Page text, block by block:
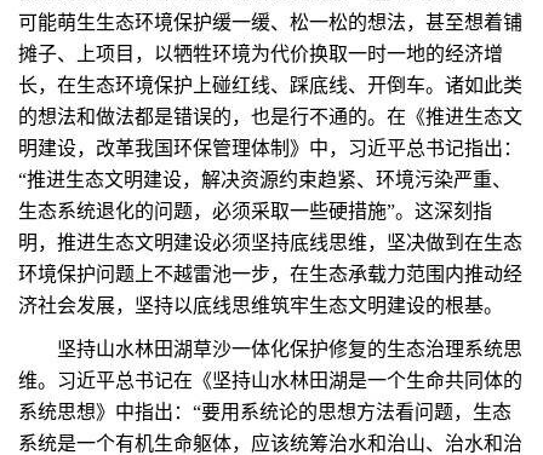
可能萌生生态环境保护缓一缓、松一松的想法，甚至想着铺
摊子、上项目，以牺牲环境为代价换取一时一地的经济增
长，在生态环境保护上碰红线、踩底线、开倒车。诸如此类
的想法和做法都是错误的，也是行不通的。在《推进生态文
明建设，改革我国环保管理体制》中，习近平总书记指出：
“推进生态文明建设，解决资源约束趋紧、环境污染严重、
生态系统退化的问题，必须采取一些硬措施”。这深刻指
明，推进生态文明建设必须坚持底线思维，坚决做到在生态
环境保护问题上不越雷池一步，在生态承载力范围内推动经
济社会发展，坚持以底线思维筑牢生态文明建设的根基。
坚持山水林田湖草沙一体化保护修复的生态治理系统思
维。习近平总书记在《坚持山水林田湖是一个生命共同体的
系统思想》中指出：“要用系统论的思想方法看问题，生态
系统是一个有机生命躯体，应该统筹治水和治山、治水和治